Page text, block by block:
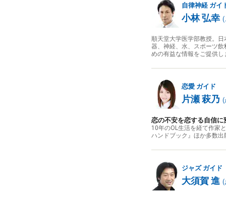
自律神経 ガイ
小林 弘幸 (
順天堂大学医学部教授。
器、神経、水、スポーツ
めの有益な情報をご提供し
恋愛 ガイド
片瀬 萩乃 (
恋の不安を恋する自信に
10年のOL生活を経て作家
ハンドブック』ほか多数出
ジャズガイド
大須賀 進 (